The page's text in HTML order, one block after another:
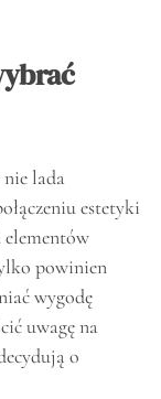
lada
estetyki
elementów
powinien
wygodę
uwagę na
o